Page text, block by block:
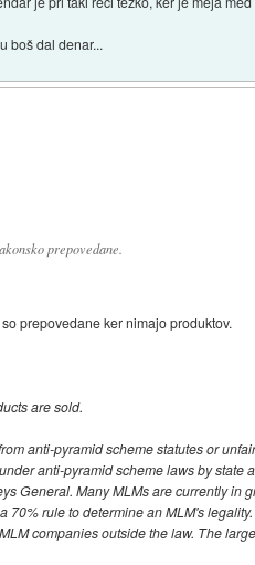
boš dal denar...
prepovedane.
prepovedane ker nimajo produktov.
are sold.
anti-pyramid scheme statutes or
anti-pyramid scheme laws by
General. Many MLMs are currently
rule to determine an MLM's
companies outside the law. The